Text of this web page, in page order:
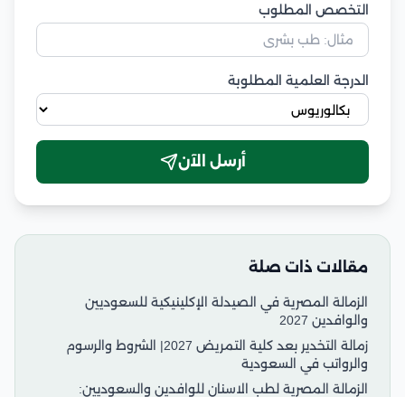
التخصص المطلوب
الدرجة العلمية المطلوبة
أرسل الآن
مقالات ذات صلة
الزمالة المصرية في الصيدلة الإكلينيكية للسعوديين
والوافدين 2027
زمالة التخدير بعد كلية التمريض 2027| الشروط والرسوم
والرواتب في السعودية
الزمالة المصرية لطب الاسنان للوافدين والسعوديين: